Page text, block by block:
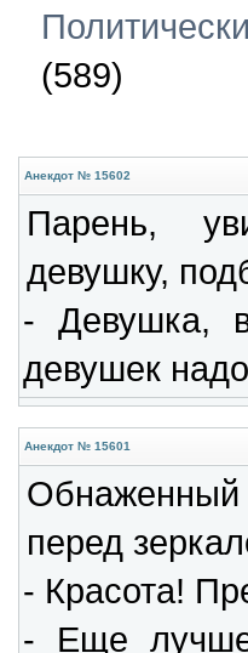
(589)
Анекдот № 15602
Паpень,
девушку,
- Девушка,
девушек
Анекдот № 15601
перед
- Красота!
- Еще